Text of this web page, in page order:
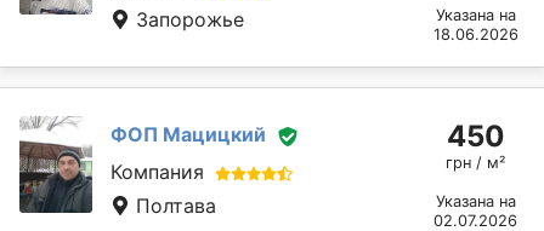
Запорожье
Указана на
18.06.2026
ФОП Мацицкий
Компания
Полтава
450
грн / м²
Указана на
02.07.2026